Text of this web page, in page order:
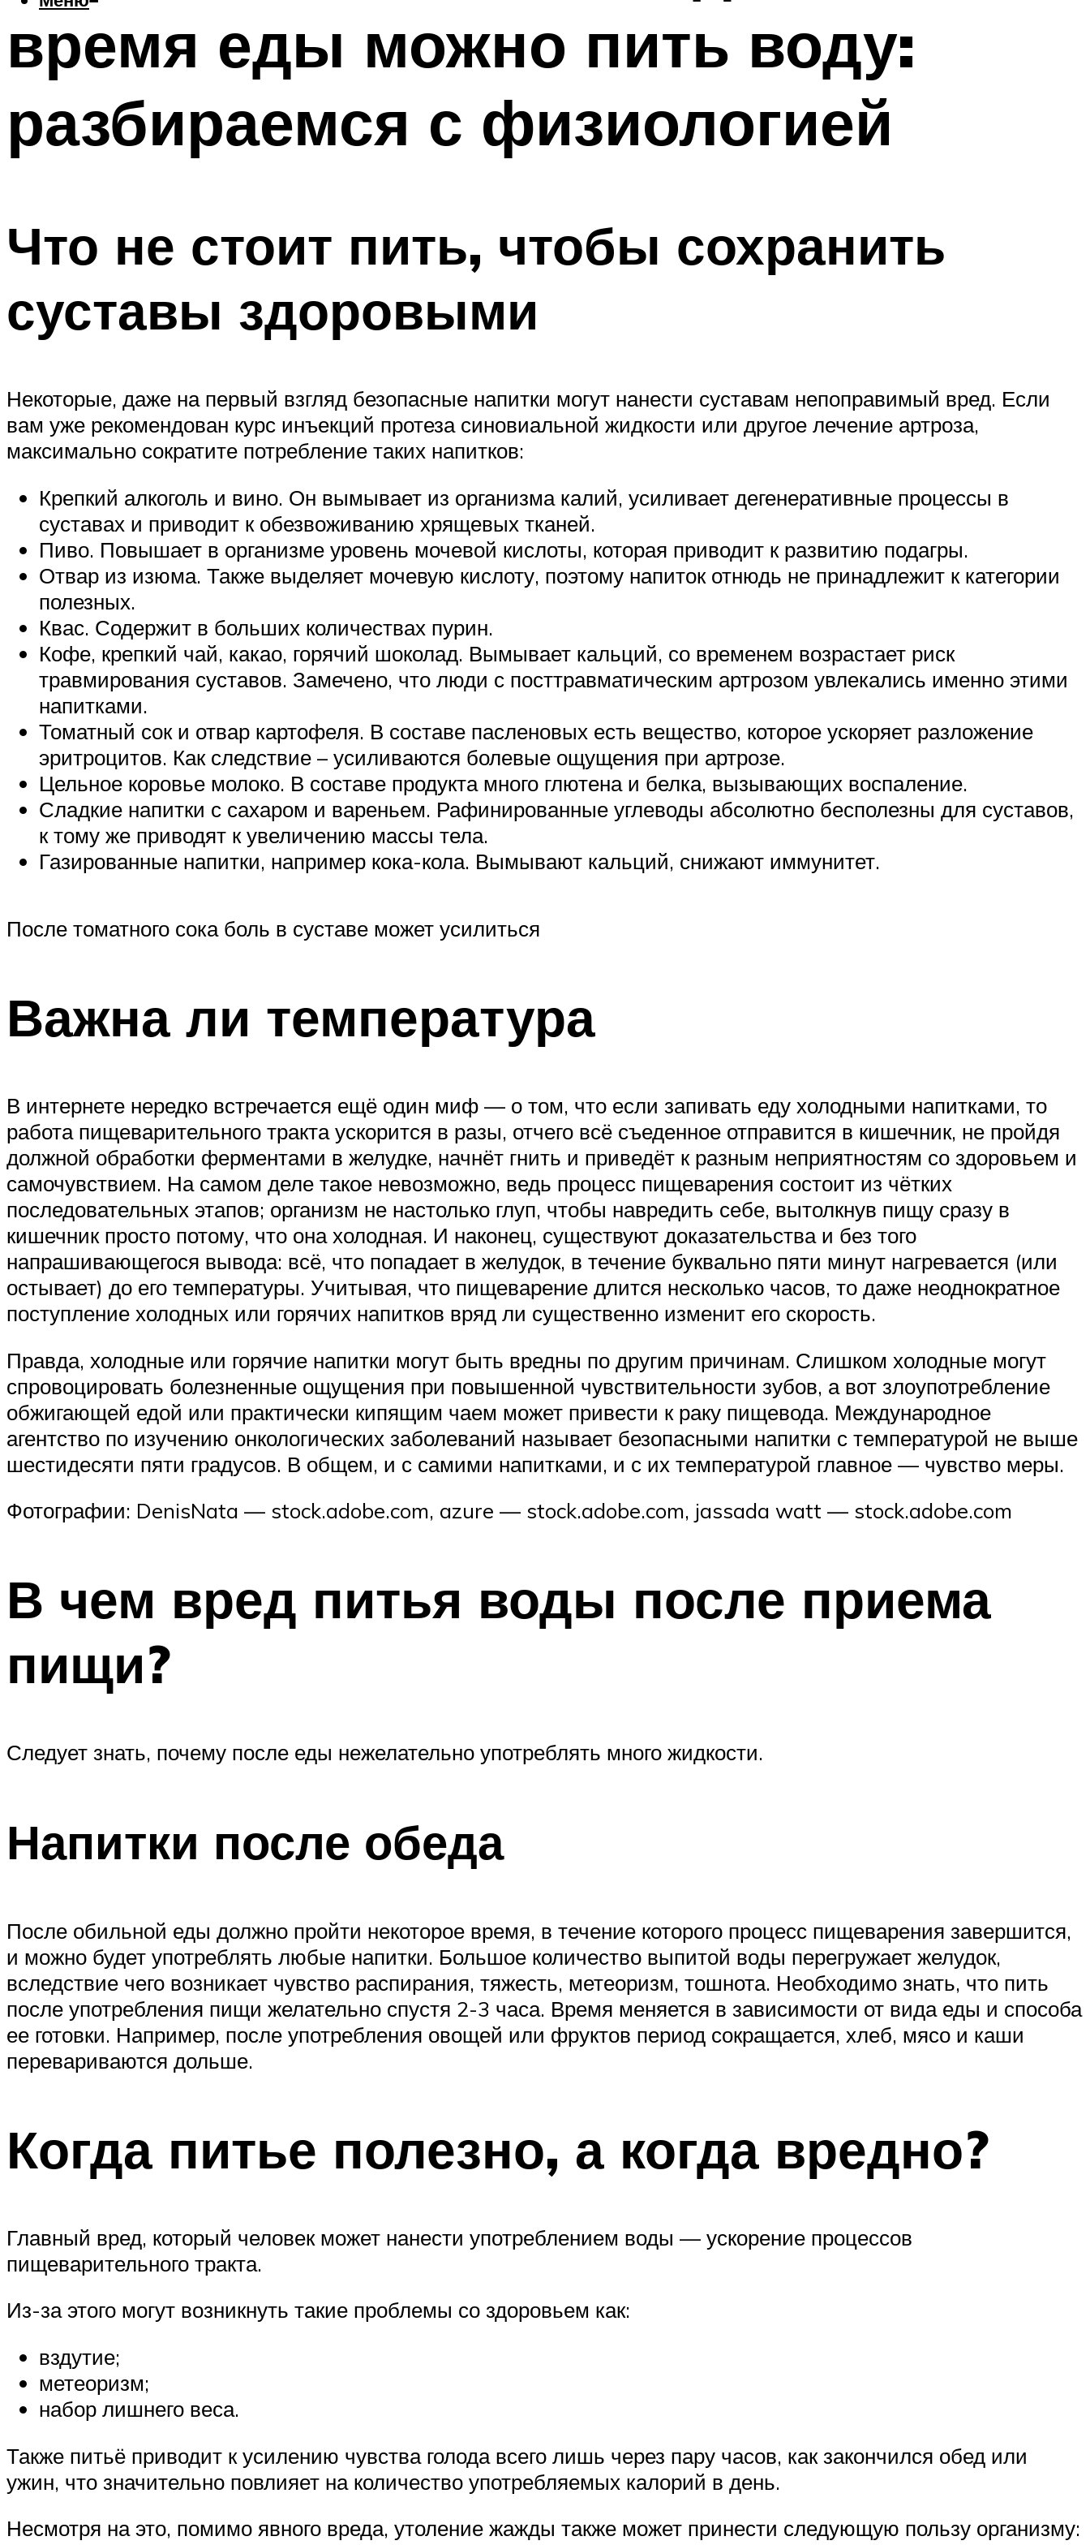
время еды можно пить воду:
разбираемся с физиологией
Что не стоит пить, чтобы сохранить
суставы здоровыми
Некоторые, даже на первый взгляд безопасные напитки могут нанести суставам непоправимый вред. Если
вам уже рекомендован курс инъекций протеза синовиальной жидкости или другое лечение артроза,
максимально сократите потребление таких напитков:
Крепкий алкоголь и вино. Он вымывает из организма калий, усиливает дегенеративные процессы в
суставах и приводит к обезвоживанию хрящевых тканей.
Пиво. Повышает в организме уровень мочевой кислоты, которая приводит к развитию подагры.
Отвар из изюма. Также выделяет мочевую кислоту, поэтому напиток отнюдь не принадлежит к категории
полезных.
Квас. Содержит в больших количествах пурин.
Кофе, крепкий чай, какао, горячий шоколад. Вымывает кальций, со временем возрастает риск
травмирования суставов. Замечено, что люди с посттравматическим артрозом увлекались именно этими
напитками.
Томатный сок и отвар картофеля. В составе пасленовых есть вещество, которое ускоряет разложение
эритроцитов. Как следствие – усиливаются болевые ощущения при артрозе.
Цельное коровье молоко. В составе продукта много глютена и белка, вызывающих воспаление.
Сладкие напитки с сахаром и вареньем. Рафинированные углеводы абсолютно бесполезны для суставов,
к тому же приводят к увеличению массы тела.
Газированные напитки, например кока-кола. Вымывают кальций, снижают иммунитет.
После томатного сока боль в суставе может усилиться
Важна ли температура
В интернете нередко встречается ещё один миф — о том, что если запивать еду холодными напитками, то
работа пищеварительного тракта ускорится в разы, отчего всё съеденное отправится в кишечник, не пройдя
должной обработки ферментами в желудке, начнёт гнить и приведёт к разным неприятностям со здоровьем и
самочувствием. На самом деле такое невозможно, ведь процесс пищеварения состоит из чётких
последовательных этапов; организм не настолько глуп, чтобы навредить себе, вытолкнув пищу сразу в
кишечник просто потому, что она холодная. И наконец, существуют доказательства и без того
напрашивающегося вывода: всё, что попадает в желудок, в течение буквально пяти минут нагревается (или
остывает) до его температуры. Учитывая, что пищеварение длится несколько часов, то даже неоднократное
поступление холодных или горячих напитков вряд ли существенно изменит его скорость.
Правда, холодные или горячие напитки могут быть вредны по другим причинам. Слишком холодные могут
спровоцировать болезненные ощущения при повышенной чувствительности зубов, а вот злоупотребление
обжигающей едой или практически кипящим чаем может привести к раку пищевода. Международное
агентство по изучению онкологических заболеваний называет безопасными напитки с температурой не выше
шестидесяти пяти градусов. В общем, и с самими напитками, и с их температурой главное — чувство меры.
Фотографии: DenisNata — stock.adobe.com, azure — stock.adobe.com, jassada watt — stock.adobe.com
В чем вред питья воды после приема
пищи?
Следует знать, почему после еды нежелательно употреблять много жидкости.
Напитки после обеда
После обильной еды должно пройти некоторое время, в течение которого процесс пищеварения завершится,
и можно будет употреблять любые напитки. Большое количество выпитой воды перегружает желудок,
вследствие чего возникает чувство распирания, тяжесть, метеоризм, тошнота. Необходимо знать, что пить
после употребления пищи желательно спустя 2-3 часа. Время меняется в зависимости от вида еды и способа
ее готовки. Например, после употребления овощей или фруктов период сокращается, хлеб, мясо и каши
перевариваются дольше.
Когда питье полезно, а когда вредно?
Главный вред, который человек может нанести употреблением воды — ускорение процессов
пищеварительного тракта.
Из-за этого могут возникнуть такие проблемы со здоровьем как:
вздутие;
метеоризм;
набор лишнего веса.
Также питьё приводит к усилению чувства голода всего лишь через пару часов, как закончился обед или
ужин, что значительно повлияет на количество употребляемых калорий в день.
Несмотря на это, помимо явного вреда, утоление жажды также может принести следующую пользу организму: